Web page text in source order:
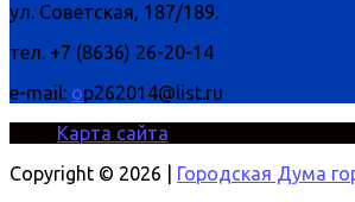
ул. Советская, 187/189.
тел. +7 (8636) 26-20-14
e-mail: op262014@list.ru
Карта сайта
Copyright © 2026 |
Городская Дума